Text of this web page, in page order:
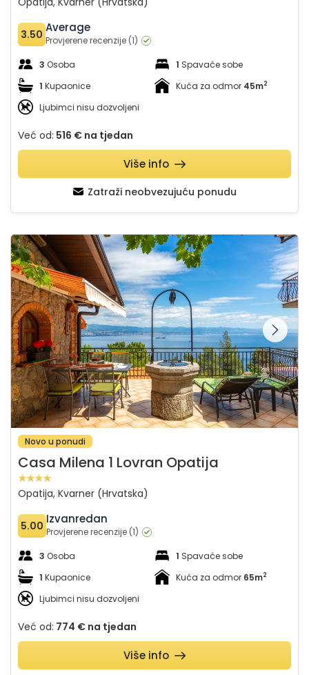
3.50 Average
Provjerene recenzije (1)
3 Osoba 1 Spavaće sobe
1 Kupaonice Kuća za odmor 45m2
Ljubimci nisu dozvoljeni
Već od: 516 € na tjedan
Zatraži neobvezujuću ponudu
Više info
Casa Milena 1 Lovran Opatija
Pregledajte cijelu
galeriju na
Novo u ponudi
Casa Milena 1 Lovran Opatija
Opatija, Kvarner (Hrvatska)
5.00 Izvanredan
Provjerene recenzije (1)
3 Osoba 1 Spavaće sobe
1 Kupaonice Kuća za odmor 65m2
Ljubimci nisu dozvoljeni
Već od: 774 € na tjedan
Više info